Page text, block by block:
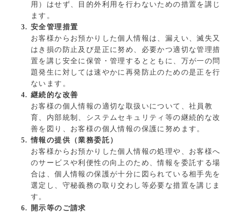
用）はせず、目的外利用を行わないための措置を講じ
ます。
安全管理措置
お客様からお預かりした個人情報は、漏えい、滅失又
はき損の防止及び是正に努め、必要かつ適切な管理措
置を講じ安全に保管・管理するとともに、万が一の問
題発生に対しては速やかに再発防止のための是正を行
ないます。
継続的な改善
お客様の個人情報の適切な取扱いについて、社員教
育、内部統制、システムセキュリティ等の継続的な改
善を図り、お客様の個人情報の保護に努めます。
情報の提供（業務委託）
お客様からお預かりした個人情報の処理や、お客様へ
のサービスや利便性の向上のため、情報を委託する場
合は、個人情報の保護が十分に図られている相手先を
選定し、守秘義務の取り交わし等必要な措置を講じま
す。
開示等のご請求